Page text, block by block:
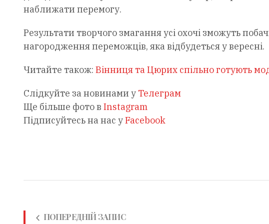
наближати перемогу.
Результати творчого змагання усі охочі зможуть
нагородження переможців, яка відбудеться у вересні.
Читайте також: Вінниця та Цюрих спільно готують
Слідкуйте за новинами у Телеграм
Ще більше фото в Instagram
Підписуйтесь на нас уFacebook
ПОПЕРЕДНІЙ ЗАПИС